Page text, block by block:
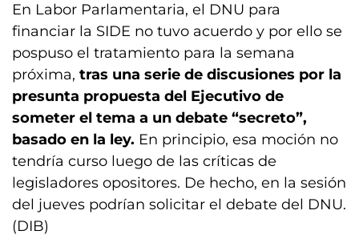
En Labor Parlamentaria, el DNU para
financiar la SIDE no tuvo acuerdo y por ello se
pospuso el tratamiento para la semana
próxima, tras una serie de discusiones por la
presunta propuesta del Ejecutivo de
someter el tema a un debate “secreto”,
basado en la ley. En principio, esa moción no
tendría curso luego de las críticas de
legisladores opositores. De hecho, en la sesión
del jueves podrían solicitar el debate del DNU.
(DIB)